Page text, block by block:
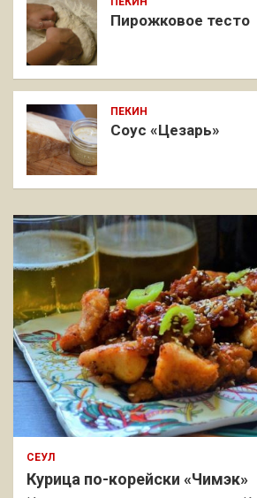
Пирожковое тесто
ПЕКИН
Соус «Цезарь»
СЕУЛ
Курица по-корейски «Чимэк»